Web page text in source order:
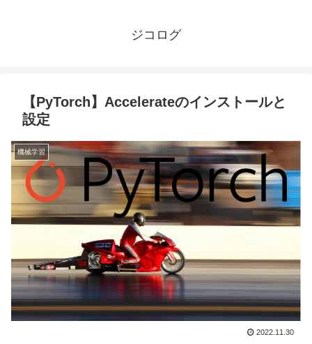
ジコログ
【PyTorch】Accelerateのインストールと
設定
機械学習
2022.11.30